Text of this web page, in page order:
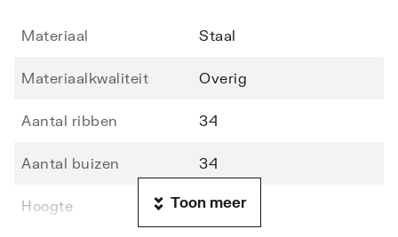
Materiaal Staal
Materiaalkwaliteit Overig
Aantal ribben 34
Aantal buizen 34
Hoogte 722
Toon meer